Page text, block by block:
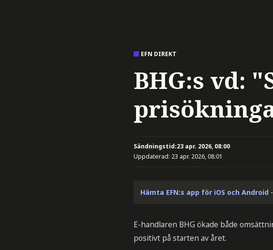
EFN DIREKT
BHG:s vd:
Sändningstid:23 apr. 2026, 08:00
Uppdaterad: 23 apr. 2026, 08:01
Hämta EFN:s app för iOS och Android
E-handlaren BHG ökade både
positivt på starten av året.